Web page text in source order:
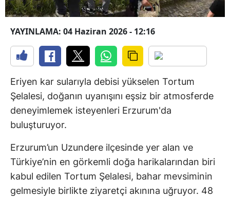
YAYINLAMA: 04 Haziran 2026 - 12:16
Eriyen kar sularıyla debisi yükselen Tortum
Şelalesi, doğanın uyanışını eşsiz bir atmosferde
deneyimlemek isteyenleri Erzurum'da
buluşturuyor.
Erzurum’un Uzundere ilçesinde yer alan ve
Türkiye’nin en görkemli doğa harikalarından biri
kabul edilen Tortum Şelalesi, bahar mevsiminin
gelmesiyle birlikte ziyaretçi akınına uğruyor. 48